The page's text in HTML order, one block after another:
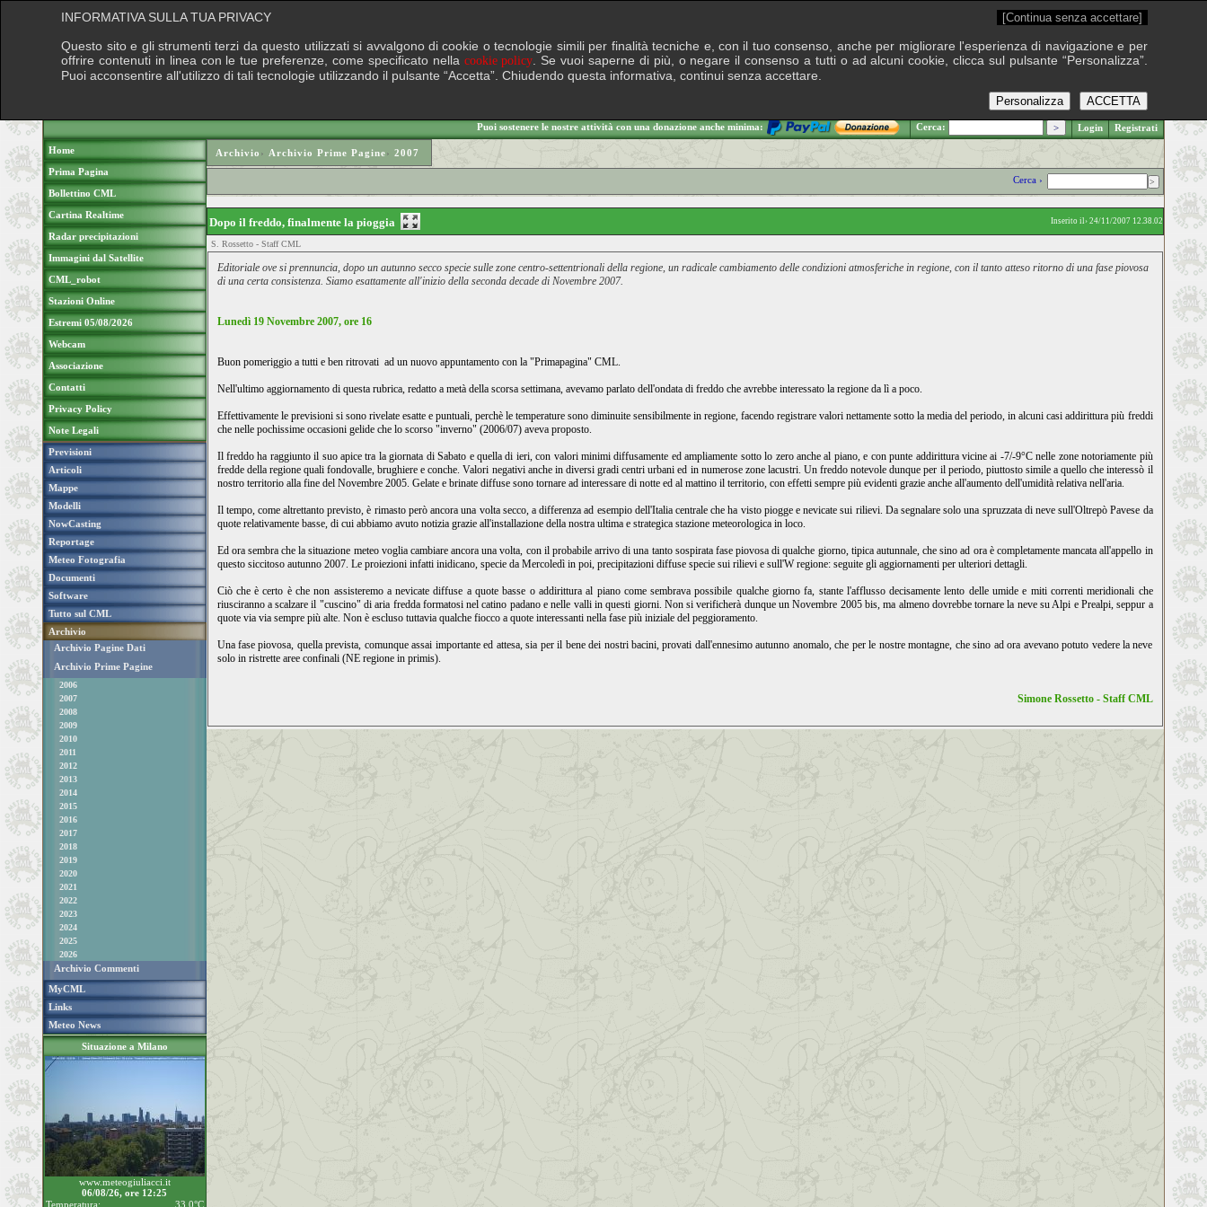
.: Giovedì 6 agosto 2026
Puoi sostenere le nostre attività con una donazione anche minima: Cerca: Login Registrati
Home
Prima Pagina
Bollettino CML
Cartina Realtime
Radar precipitazioni
Immagini dal Satellite
CML_robot
Stazioni Online
Estremi 05/08/2026
Webcam
Associazione
Contatti
Privacy Policy
Note Legali
Previsioni
Articoli
Mappe
Modelli
NowCasting
Reportage
Meteo Fotografia
Documenti
Software
Tutto sul CML
Archivio
Archivio Pagine Dati
Archivio Prime Pagine
2006
2007
2008
2009
2010
2011
2012
2013
2014
2015
2016
2017
2018
2019
2020
2021
2022
2023
2024
2025
2026
Archivio Commenti
MyCML
Links
Meteo News
Situazione a Milano
www.meteogiuliacci.it
06/08/26, ore 12:25
Temperatura:
33.0°C
Archivio › Archivio Prime Pagine› 2007
Cerca ›
Dopo il freddo, finalmente la pioggia Inserito il› 24/11/2007 12.38.02
S. Rossetto - Staff CML
Editoriale ove si prennuncia, dopo un autunno secco specie sulle zone centro-settentrionali della regione, un radicale cambiamento delle condizioni atmosferiche in regione, con il tanto atteso ritorno di una fase piovosa
di una certa consistenza. Siamo esattamente all'inizio della seconda decade di Novembre 2007.
Lunedì 19 Novembre 2007, ore 16
Buon pomeriggio a tutti e ben ritrovati ad un nuovo appuntamento con la "Primapagina" CML.
Nell'ultimo aggiornamento di questa rubrica, redatto a metà della scorsa settimana, avevamo parlato dell'ondata di freddo che avrebbe interessato la regione da lì a poco.
Effettivamente le previsioni si sono rivelate esatte e puntuali, perchè le temperature sono diminuite sensibilmente in regione, facendo registrare valori nettamente sotto la media del periodo, in alcuni casi addirittura più freddi
che nelle pochissime occasioni gelide che lo scorso "inverno" (2006/07) aveva proposto.
Il freddo ha raggiunto il suo apice tra la giornata di Sabato e quella di ieri, con valori minimi diffusamente ed ampliamente sotto lo zero anche al piano, e con punte addirittura vicine ai -7/-9°C nelle zone notoriamente più
fredde della regione quali fondovalle, brughiere e conche. Valori negativi anche in diversi gradi centri urbani ed in numerose zone lacustri. Un freddo notevole dunque per il periodo, piuttosto simile a quello che interessò il
nostro territorio alla fine del Novembre 2005. Gelate e brinate diffuse sono tornare ad interessare di notte ed al mattino il territorio, con effetti sempre più evidenti grazie anche all'aumento dell'umidità relativa nell'aria.
Il tempo, come altrettanto previsto, è rimasto però ancora una volta secco, a differenza ad esempio dell'Italia centrale che ha visto piogge e nevicate sui rilievi. Da segnalare solo una spruzzata di neve sull'Oltrepò Pavese da
quote relativamente basse, di cui abbiamo avuto notizia grazie all'installazione della nostra ultima e strategica stazione meteorologica in loco.
Ed ora sembra che la situazione meteo voglia cambiare ancora una volta, con il probabile arrivo di una tanto sospirata fase piovosa di qualche giorno, tipica autunnale, che sino ad ora è completamente mancata all'appello in
questo siccitoso autunno 2007. Le proiezioni infatti inidicano, specie da Mercoledì in poi, precipitazioni diffuse specie sui rilievi e sull'W regione: seguite gli aggiornamenti per ulteriori dettagli.
Ciò che è certo è che non assisteremo a nevicate diffuse a quote basse o addirittura al piano come sembrava possibile qualche giorno fa, stante l'afflusso decisamente lento delle umide e miti correnti meridionali che
riusciranno a scalzare il "cuscino" di aria fredda formatosi nel catino padano e nelle valli in questi giorni. Non si verificherà dunque un Novembre 2005 bis, ma almeno dovrebbe tornare la neve su Alpi e Prealpi, seppur a
quote via via sempre più alte. Non è escluso tuttavia qualche fiocco a quote interessanti nella fase più iniziale del peggioramento.
Una fase piovosa, quella prevista, comunque assai importante ed attesa, sia per il bene dei nostri bacini, provati dall'ennesimo autunno anomalo, che per le nostre montagne, che sino ad ora avevano potuto vedere la neve
solo in ristrette aree confinali (NE regione in primis).
Simone Rossetto - Staff CML
INFORMATIVA SULLA TUA PRIVACY [Continua senza accettare]
Questo sito e gli strumenti terzi da questo utilizzati si avvalgono di cookie o tecnologie simili per finalità tecniche e, con il tuo consenso, anche per migliorare l'esperienza di navigazione e per
offrire contenuti in linea con le tue preferenze, come specificato nella cookie policy . Se vuoi saperne di più, o negare il consenso a tutti o ad alcuni cookie, clicca sul pulsante “Personalizza”.
Puoi acconsentire all'utilizzo di tali tecnologie utilizzando il pulsante “Accetta”. Chiudendo questa informativa, continui senza accettare.
ACCETTA
Personalizza